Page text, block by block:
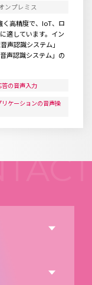
ンプレミス
く高精度で、IoT、ロ
適しています。イン
声認識システム」
声認識システム」の
答の音声入力
ケーションの音声操